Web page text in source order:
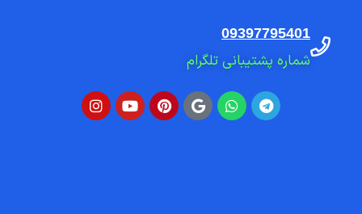
09397795401
شماره پشتیبانی تلگرام